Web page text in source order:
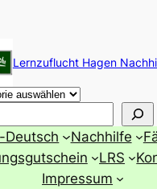
Lernzuflucht Hagen
Deutsch Nachhilfe
LRS
Impressum